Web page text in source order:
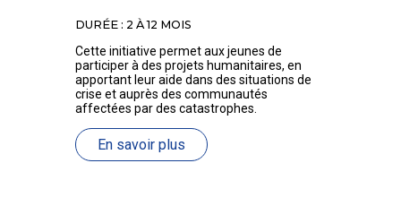
DURÉE : 2 À 12 MOIS
Cette initiative permet aux jeunes de
participer à des projets humanitaires, en
apportant leur aide dans des situations de
crise et auprès des communautés
affectées par des catastrophes.
En savoir plus